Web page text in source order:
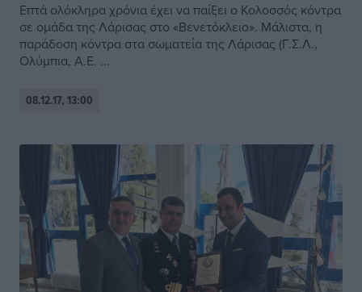
Επτά ολόκληρα χρόνια έχει να παίξει ο Κολοσσός κόντρα
σε ομάδα της Λάρισας στο «Βενετόκλειο». Μάλιστα, η
παράδοση κόντρα στα σωματεία της Λάρισας (Γ.Σ.Λ.,
Ολύμπια, Α.Ε. ...
08.12.17, 13:00